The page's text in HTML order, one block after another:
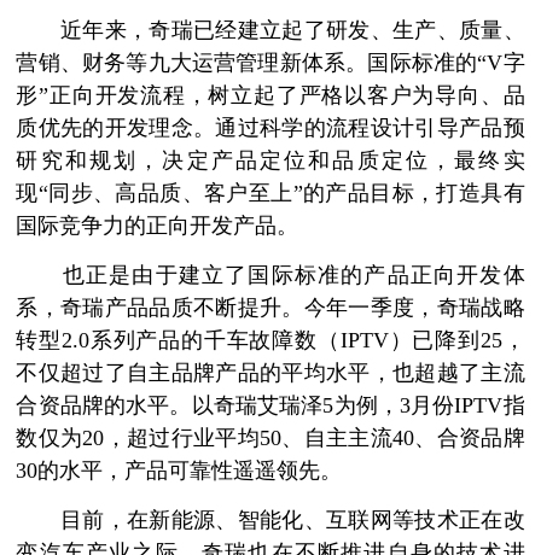
近年来，奇瑞已经建立起了研发、生产、质量、
营销、财务等九大运营管理新体系。国际标准的“V字
形”正向开发流程，树立起了严格以客户为导向、品
质优先的开发理念。通过科学的流程设计引导产品预
研究和规划，决定产品定位和品质定位，最终实
现“同步、高品质、客户至上”的产品目标，打造具有
国际竞争力的正向开发产品。
也正是由于建立了国际标准的产品正向开发体
系，奇瑞产品品质不断提升。今年一季度，奇瑞战略
转型2.0系列产品的千车故障数（IPTV）已降到25，
不仅超过了自主品牌产品的平均水平，也超越了主流
合资品牌的水平。以奇瑞艾瑞泽5为例，3月份IPTV指
数仅为20，超过行业平均50、自主主流40、合资品牌
30的水平，产品可靠性遥遥领先。
目前，在新能源、智能化、互联网等技术正在改